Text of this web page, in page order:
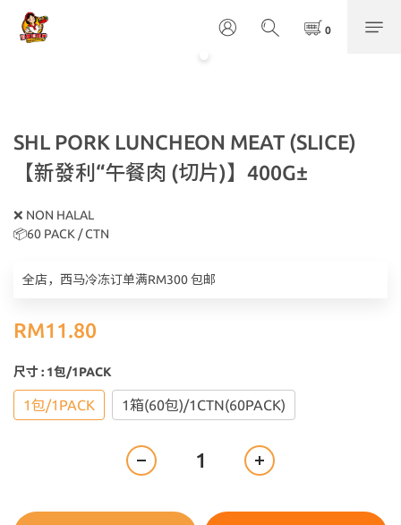
SHL PORK LUNCHEON MEAT (SLICE)
【新發利“午餐肉 (切片)】400G±
❌ NON HALAL
📦60 PACK / CTN
全店，西马冷冻订单满RM300 包邮
RM11.80
尺寸: 1包/1PACK
1包/1PACK 1箱(60包)/1CTN(60PACK)